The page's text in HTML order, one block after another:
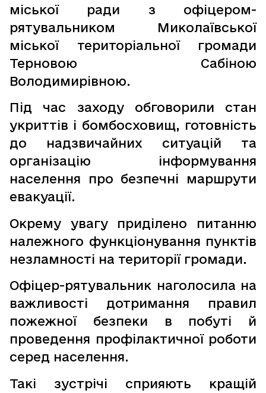
міської ради з офіцером-
рятувальником Миколаївської
міської територіальної громади
Терновою Сабіною
Володимирівною.
Під час заходу обговорили стан
укриттів і бомбосховищ, готовність
до надзвичайних ситуацій та
організацію інформування
населення про безпечні маршрути
евакуації.
Окрему увагу приділено питанню
належного функціонування пунктів
незламності на території громади.
Офіцер-рятувальник наголосила на
важливості дотримання правил
пожежної безпеки в побуті й
проведення профілактичної роботи
серед населення.
Такі зустрічі сприяють кращій